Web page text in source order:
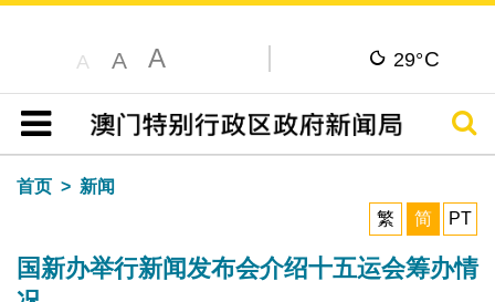
A A A 29°C
目录
搜寻
首页
新闻
繁
简 PT
国新办举行新闻发布会介绍十五运会筹办情